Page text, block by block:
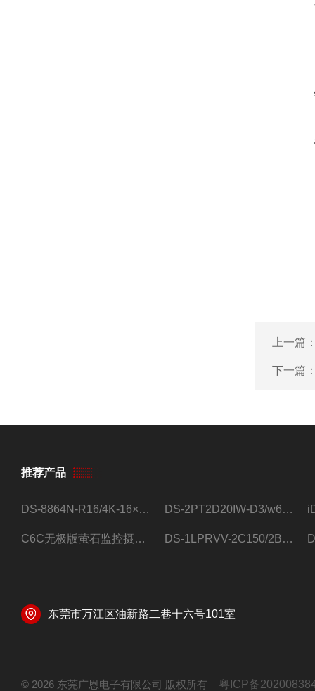
上一篇
下一篇
推荐产品
DS-8864N-R16/4K-16×4T/希捷16盘位录像机 DS-2PT2D20IW-D3/w64路高清硬盘录像机
C6C无极版萤石监控摄像头 DS-1LPRVV-2C150/2B监控室外夜视高清电源线护套线200米/卷
东莞市万江区油新路二巷十六号101室
© 2026 东莞广恩电子有限公司 版权所有 粤ICP备